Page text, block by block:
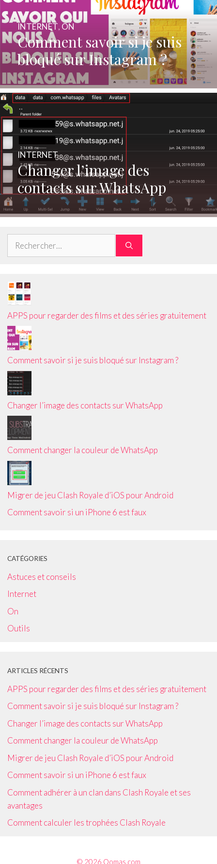
Comment savoir si je suis
bloqué sur Instagram ?
INTERNET, ON
Changer l’image des
contacts sur WhatsApp
INTERNET
Rechercher :
APPS pour regarder des films et des séries gratuitement
Comment savoir si je suis bloqué sur Instagram ?
Changer l’image des contacts sur WhatsApp
Comment changer la couleur de WhatsApp
Migrer de jeu Clash Royale d’iOS pour Android
Comment savoir si un iPhone 6 est faux
CATÉGORIES
Astuces et conseils
Internet
On
Outils
ARTICLES RÉCENTS
APPS pour regarder des films et des séries gratuitement
Comment savoir si je suis bloqué sur Instagram ?
Changer l’image des contacts sur WhatsApp
Comment changer la couleur de WhatsApp
Migrer de jeu Clash Royale d’iOS pour Android
Comment savoir si un iPhone 6 est faux
Comment adhérer à un clan dans Clash Royale et ses
avantages
Comment calculer les trophées Clash Royale
© 2026 Qomas.com